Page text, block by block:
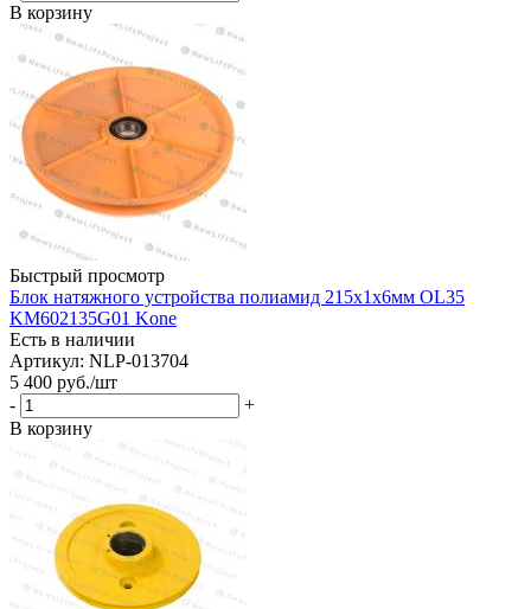
В корзину
Быстрый просмотр
Блок натяжного устройства полиамид 215х1х6мм OL35
KM602135G01 Kone
Есть в наличии
Артикул: NLP-013704
5 400 руб./шт
-
+
В корзину